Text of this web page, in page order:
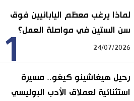
1
لماذا يرغب معظم اليابانيين فوق
سن الستين في مواصلة العمل؟
24/07/2026
رحيل هيغاشينو كيغو.. مسيرة
استثنائية لعملاق الأدب البوليسي